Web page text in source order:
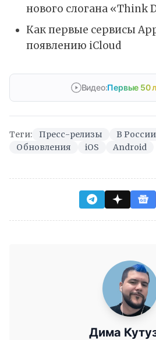
нового слогана «Think
Как первые сервисы
появлению iCloud
Видео:Первые 50
Теги: Пресс-релизы В России
Обновления
iOS Android
Дима